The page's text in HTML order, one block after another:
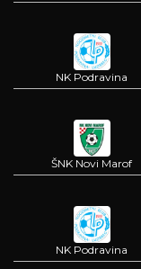
NK Podravina
ŠNK Novi Marof
NK Podravina